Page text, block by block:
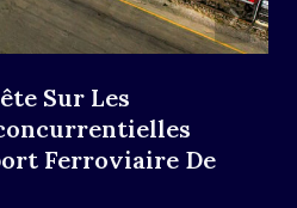
Sur Les
Ferroviaire De